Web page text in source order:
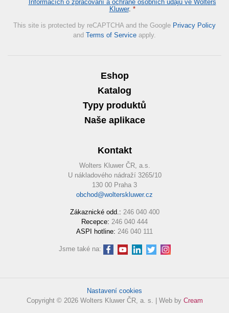
Informacích o zpracování a ochraně osobních údajů ve Wolters
Kluwer. *
This site is protected by reCAPTCHA and the Google Privacy Policy
and Terms of Service apply.
Eshop
Katalog
Typy produktů
Naše aplikace
Kontakt
Wolters Kluwer ČR, a.s.
U nákladového nádraží 3265/10
130 00 Praha 3
obchod@wolterskluwer.cz
Zákaznické odd.: 246 040 400
Recepce: 246 040 444
ASPI hotline: 246 040 111
Jsme také na:
Nastavení cookies
Copyright © 2026 Wolters Kluwer ČR, a. s. | Web by Cream